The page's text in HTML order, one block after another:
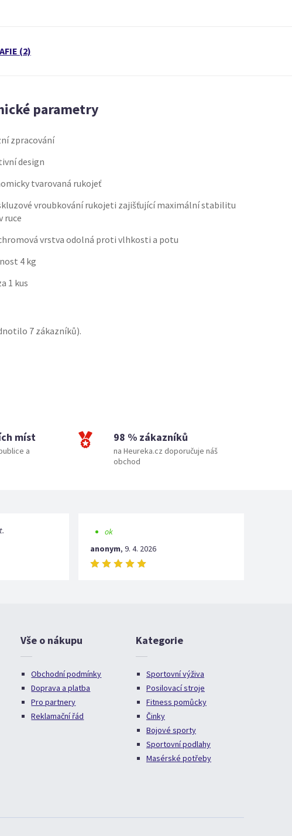
(2)
parametry
zpracování
design
tvarovaná rukojeť
vroubkování rukojeti zajišťující maximální stabilitu
ruce
vrstva odolná proti vlhkosti a potu
4 kg
1 kus
7zákazníků).
míst
a
98 % zákazníků
na Heureka.cz doporučuje náš
obchod
ok
anonym, 9. 4. 2026
Vše o nákupu
Obchodní podmínky
Doprava a platba
Pro partnery
Reklamační řád
Kategorie
Sportovní výživa
Posilovací stroje
Fitness pomůcky
Činky
Bojové sporty
Sportovní podlahy
Masérské potřeby